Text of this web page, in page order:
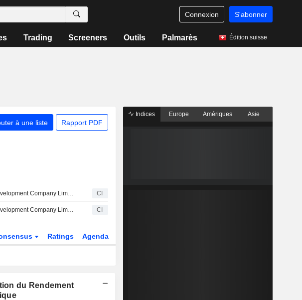
Connexion S'abonner
Trading Screeners Outils Palmarès Édition suisse
à une liste Rapport PDF
Henderson Land Development Company Limited annonce des changements au sein de son conseil d'administration et de ses comités CI
Henderson Land Development Company Limited approuve le versement d'un dividende final CI
Ratings Agenda
du Rendement
Indices Europe Amériques Asie